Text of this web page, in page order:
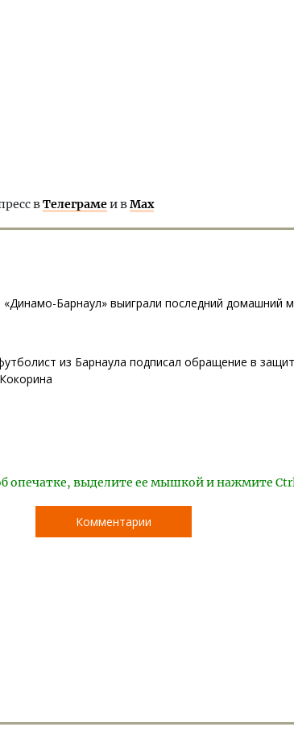
вТелеграмеи вMax
Барнаул» выиграли последний домашний
из Барнаула подписал обращение в
опечатке, выделите ее мышкой и нажмите
Комментарии